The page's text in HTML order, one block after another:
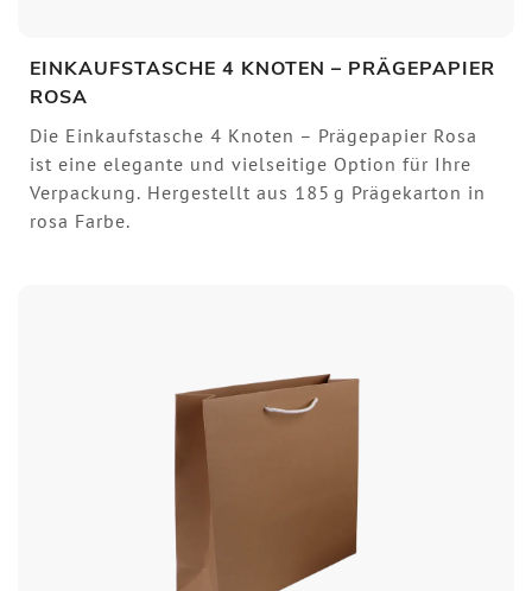
EINKAUFSTASCHE 4 KNOTEN – PRÄGEPAPIER
ROSA
Die Einkaufstasche 4 Knoten – Prägepapier Rosa
ist eine elegante und vielseitige Option für Ihre
Verpackung. Hergestellt aus 185 g Prägekarton in
rosa Farbe.